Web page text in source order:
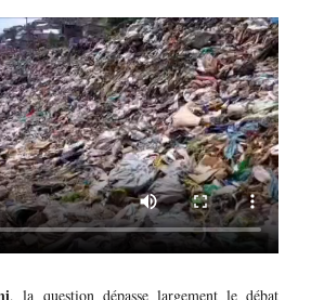
, la question dépasse largement le débat